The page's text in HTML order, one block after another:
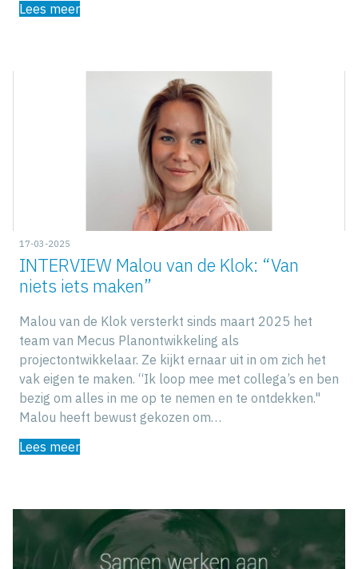
Lees meer
17-03-2025
INTERVIEW Malou van de Klok: “Van
niets iets maken”
Malou van de Klok versterkt sinds maart 2025 het
team van Mecus Planontwikkeling als
projectontwikkelaar. Ze kijkt ernaar uit in om zich het
vak eigen te maken. “Ik loop mee met collega’s en ben
bezig om alles in me op te nemen en te ontdekken."
Malou heeft bewust gekozen om…
Lees meer